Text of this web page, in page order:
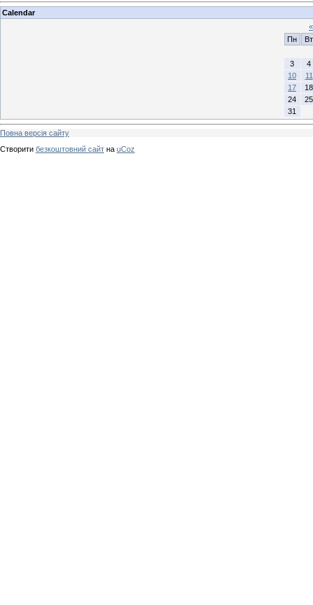
Calendar
«
Пн
Вт
3
4
10
11
17
18
24
25
31
Повна версія сайту
Створити безкоштовний сайт на uCoz